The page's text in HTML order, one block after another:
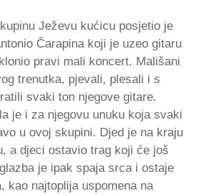
Ježevu kućicu posjetio je
Čarapina koji je uzeo gitaru
pravi mali koncert. Mališani
trenutka, pjevali, plesali i s
svaki ton njegove gitare.
je i za njegovu unuku koja svaki
u ovoj skupini. Djed je na kraju
a djeci ostavio trag koji će još
je ipak spaja srca i ostaje
kao najtoplija uspomena na